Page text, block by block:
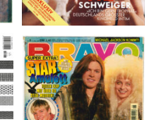
BRAVO – Nr. 8, 13. Febr.
1997